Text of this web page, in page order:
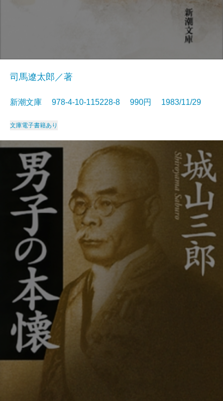
司馬遼太郎／著
新潮文庫 978-4-10-115228-8 990円 1983/11/29
文庫電子書籍あり